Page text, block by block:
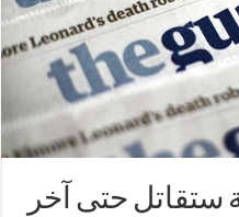
ستقاتل حتى آخر